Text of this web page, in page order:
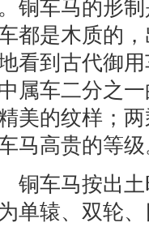
铜车马的形
都是木质的
看到古代御
属车二分之
美的纹样；
马高贵的等
车马按出土
单辕、双轮